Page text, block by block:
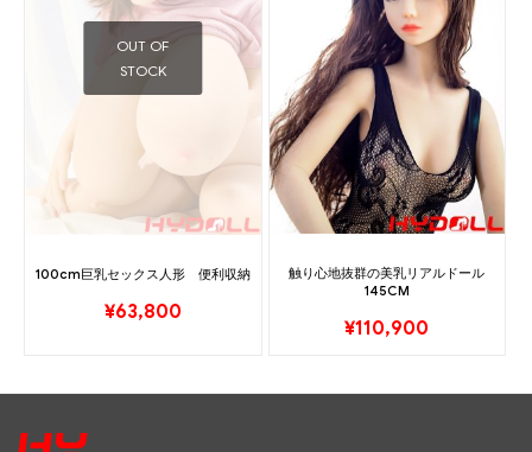
OUT OF
STOCK
100cm巨乳セックス人形 便利収納
¥63,800
触り心地抜群の美乳リアルドール
145CM
¥110,900